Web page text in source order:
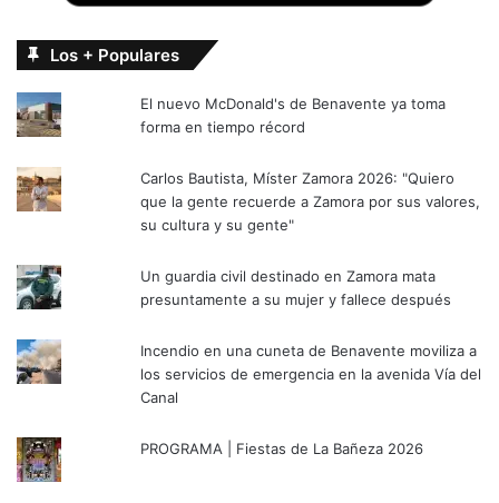
Los + Populares
El nuevo McDonald's de Benavente ya toma
forma en tiempo récord
Carlos Bautista, Míster Zamora 2026: "Quiero
que la gente recuerde a Zamora por sus valores,
su cultura y su gente"
Un guardia civil destinado en Zamora mata
presuntamente a su mujer y fallece después
Incendio en una cuneta de Benavente moviliza a
los servicios de emergencia en la avenida Vía del
Canal
PROGRAMA | Fiestas de La Bañeza 2026